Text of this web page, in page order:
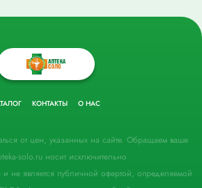
КОНТАКТЫ О НАС
от цен, указанных на сайте. Обращаем ваше
solo.ru носит исключительно
не является публичной офертой, определяемой